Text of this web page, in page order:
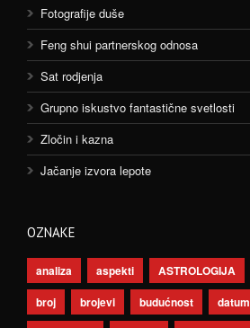
Fotografije duše
Feng shui partnerskog odnosa
Sat rodjenja
Grupno iskustvo fantastične svetlosti
Zločin i kazna
Jačanje izvora lepote
OZNAKE
analiza aspekti ASTROLOGIJA
broj
brojevi budućnost datum